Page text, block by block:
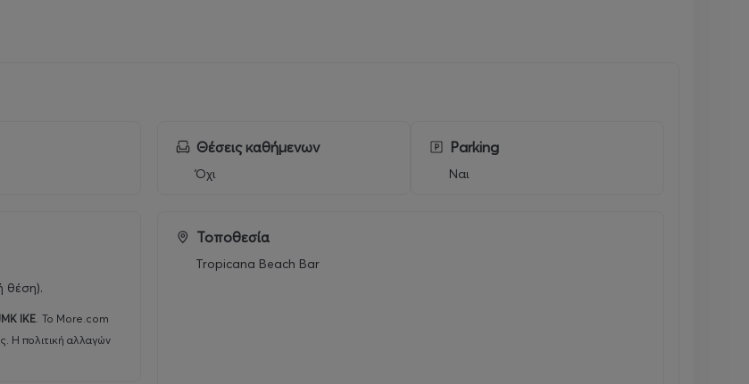
θέση).
IKE Το More.com
Η πολιτική αλλαγών
Θέσεις καθήμενων
Όχι
Parking
Ναι
Τοποθεσία
Tropicana Beach Bar